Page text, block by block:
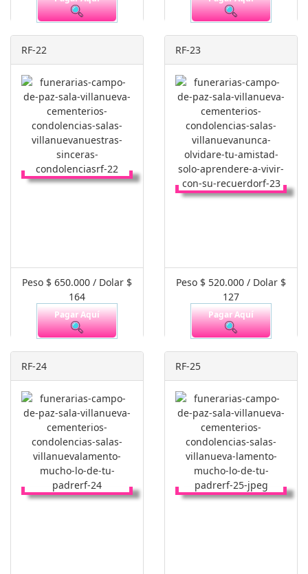
RF-22
Peso $ 650.000 / Dolar $
164
Pagar Aquí
RF-23
Peso $ 520.000 / Dolar $
127
Pagar Aquí
RF-24 RF-25